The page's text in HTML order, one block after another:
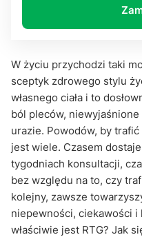
co zostawić w domu
RTG to nie tylko
troski o zdrowie
W życiu przychodzi taki
sceptyk zdrowego stylu
własnego ciała i to
ból pleców,
urazie. Powodów, by
jest wiele. Czasem
tygodniach konsultacji,
bez względu na to, czy
kolejny, zawsze
niepewności, ciekawości i
właściwie jest RTG? Jak